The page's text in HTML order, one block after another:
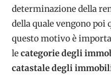
determinazione della
della quale vengono poi
questo motivo è
lecategorie degli
catastale degli